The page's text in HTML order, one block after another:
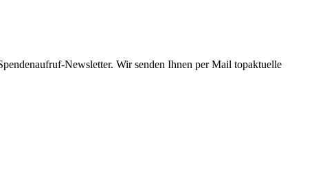
Newsletter. Wir senden Ihnen per Mail topaktuelle